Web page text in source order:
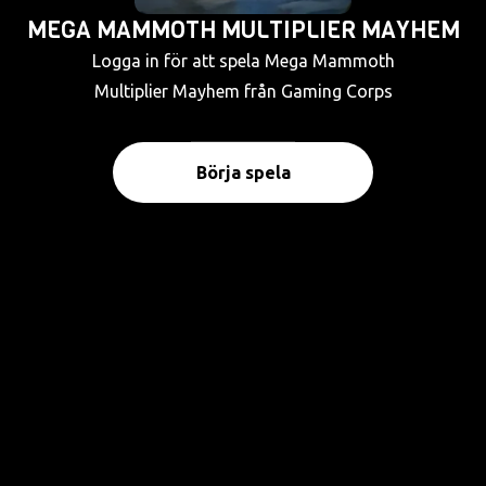
MEGA MAMMOTH MULTIPLIER MAYHEM
Logga in för att spela Mega Mammoth
Multiplier Mayhem från Gaming Corps
Börja spela